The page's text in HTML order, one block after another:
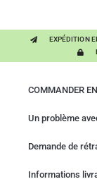
EXPÉDITION
COMMANDER
Un problème
Demande de
Informations